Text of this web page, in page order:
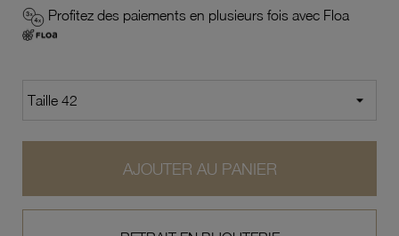
Profitez des paiements en plusieurs fois avec Floa
AJOUTER AU PANIER